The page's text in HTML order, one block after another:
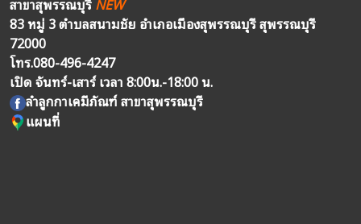
83 หมู่ 3 ตำบลสนามชัย อำเภอเมืองสุพรรณบุรี สุพรรณบุรี
72000
โทร.080-496-4247
เปิด จันทร์-เสาร์ เวลา 8:00น.-18:00 น.
ลำลูกกาเคมีภัณฑ์ สาขาสุพรรณบุรี
แผนที่